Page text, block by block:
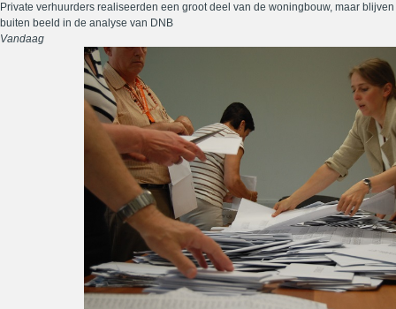
Private verhuurders realiseerden een groot deel van de woningbouw, maar blijven
buiten beeld in de analyse van DNB
Vandaag